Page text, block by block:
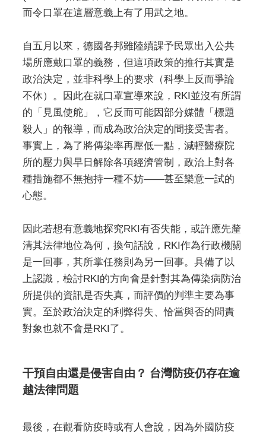
而令口罩在這層意義上有了用武之地。
自五月以來，德國各邦雖陸續課予民眾出入公共
場所應戴口罩的義務，但這項政策的推行其實是
政治決定，並非科學上的要求（科學上反而爭論
不休）。因此在就口罩宣導來說，RKI並沒有所謂
的「見風使舵」，它反而可能因部分媒體「標題
殺人」的報導，而成為政治決定的間接受害者。
事實上，為了將傳染率再壓低一點，減輕醫療院
所的壓力與早日解除各項經濟管制，政治上對各
種措施都不無抱持一種不妨——甚至樂意一試的
心態。
因此若想有意義地探究RKI有否失能，或許應先釐
清其法律地位為何，換句話說，RKI作為行政機關
是一回事，其所掌任務則為另一回事。具備了以
上認識，檢討RKI的方向會是針對其為傳染病防治
所提供的資訊是否失真，而評價的判準主要為事
實。至於政治決定的利弊得失、恰當與否的問責
對象也就不會是RKI了。
干預自由還是侵害自由？ 台灣防疫仍存在逾
越法律問題
最後，在觀看防疫時或有人會說，因為外國防疫